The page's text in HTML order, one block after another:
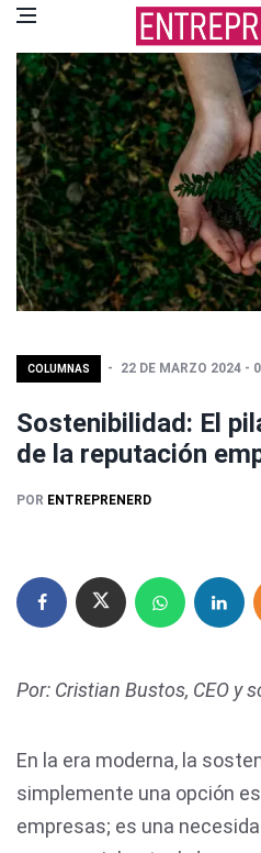
COLUMNAS 22 DE MARZO 2024 -
Sostenibilidad: El
de la reputación
POR ENTREPRENERD
Por: Cristian Bustos, CEO y
En la era moderna, la
simplemente una opción
empresas; es una